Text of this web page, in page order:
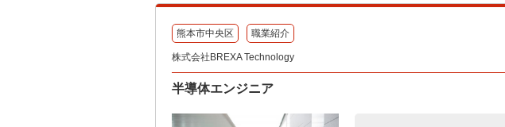
熊本市中央区 職業紹介
株式会社BREXA Technology
半導体エンジニア